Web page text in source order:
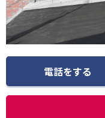
電話をする